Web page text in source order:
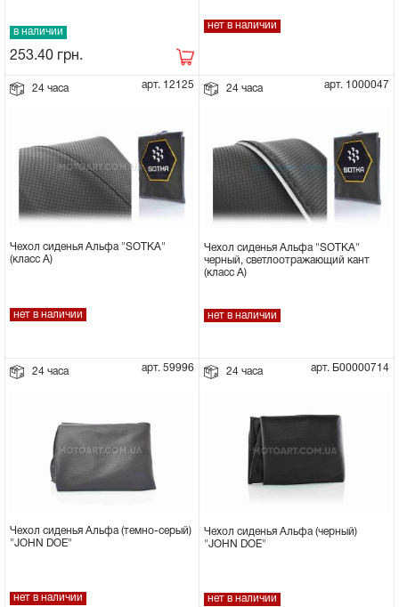
Сцепное устройство, шплинт
Глушитель на мотоблок
Элементы управления, тросики на
в наличии
253.40 грн.
нет в наличии
24 часа арт. 12125
Чехол сиденья Альфа "SOTKA"
(класс А)
нет в наличии
24 часа арт. 1000047
Чехол сиденья Альфа "SOTKA"
черный, светлоотражающий кант
(класс А)
нет в наличии
24 часа арт. 59996
Чехол сиденья Альфа (темно-серый)
"JOHN DOE"
нет в наличии
24 часа арт. Б00000714
Чехол сиденья Альфа (черный)
"JOHN DOE"
нет в наличии